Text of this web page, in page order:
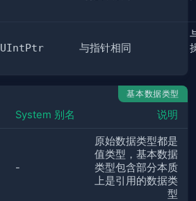
UIntPtr 与指针相同
基本数据类型
System 别名 说明
-
原始数据类型都是
值类型，基本数据
类型包含部分本质
上是引用的数据类
型